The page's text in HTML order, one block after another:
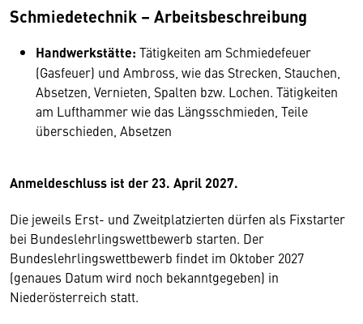
Schmiedetechnik – Arbeitsbeschreibung
Handwerkstätte: Tätigkeiten am Schmiedefeuer
(Gasfeuer) und Ambross, wie das Strecken, Stauchen,
Absetzen, Vernieten, Spalten bzw. Lochen. Tätigkeiten
am Lufthammer wie das Längsschmieden, Teile
überschieden, Absetzen
Anmeldeschluss ist der 23. April 2027.
Die jeweils Erst- und Zweitplatzierten dürfen als Fixstarter
bei Bundeslehrlingswettbewerb starten. Der
Bundeslehrlingswettbewerb findet im Oktober 2027
(genaues Datum wird noch bekanntgegeben) in
Niederösterreich statt.